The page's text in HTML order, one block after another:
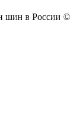
шин в России ©